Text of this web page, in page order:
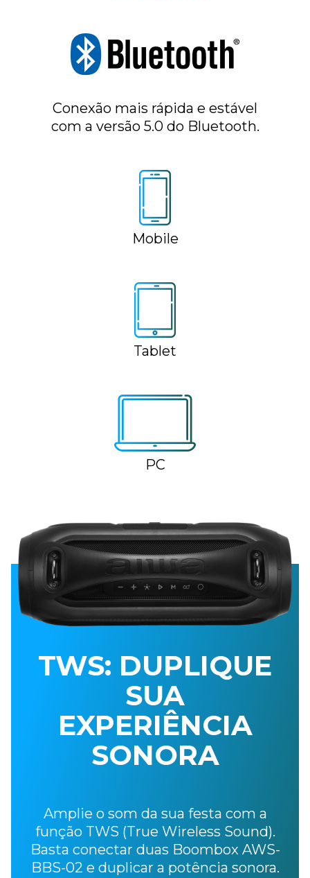
Conexão mais rápida e estável
com a versão 5.0 do Bluetooth.
Mobile
Tablet
PC
TWS: DUPLIQUE
SUA
EXPERIÊNCIA
SONORA
Amplie o som da sua festa com a
função TWS (True Wireless Sound).
Basta conectar duas Boombox AWS-
BBS-02 e duplicar a potência sonora.